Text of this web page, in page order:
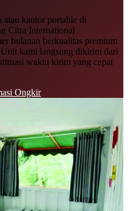
atau kantor portable di
Citra International
bulanan berkualitas premium
kami langsung dikirim dari
waktu kirim yang cepat
Ongkir